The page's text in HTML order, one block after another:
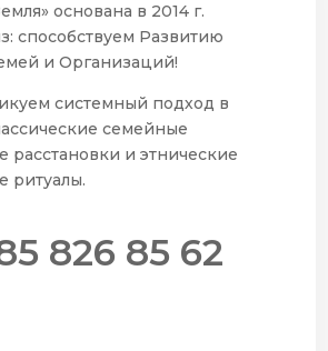
основана в 2014 г.
способствуем Развитию
и Организаций!
системный подход в
семейные
расстановки и этнические
ритуалы.
826 85 62